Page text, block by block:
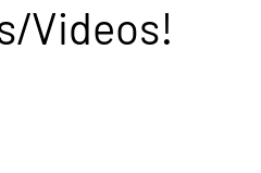
Videos!